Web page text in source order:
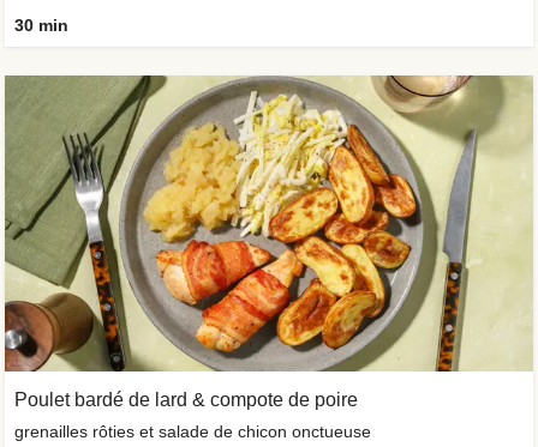
30 min
Poulet bardé de lard & compote de poire
grenailles rôties et salade de chicon onctueuse